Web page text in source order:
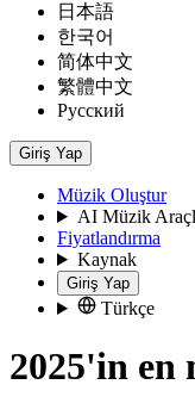
日本語
한국어
简体中文
繁體中文
Русский
Giriş Yap
Müzik Oluştur
AI Müzik
Fiyatlandırma
Kaynak
Giriş Yap
Türkçe
2025'in en